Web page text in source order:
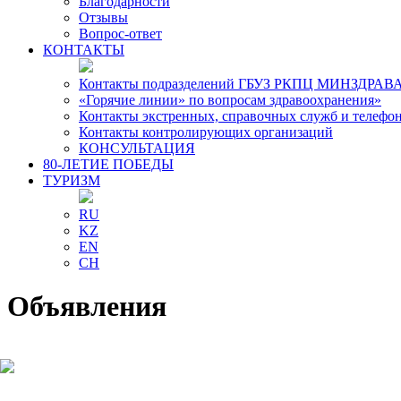
Отзывы
Вопрос-ответ
КОНТАКТЫ
Контакты подразделений ГБУЗ РКПЦ
«Горячие линии» по вопросам здравоохранения»
Контакты экстренных, справочных служб и
Контакты контролирующих организаций
КОНСУЛЬТАЦИЯ
80-ЛЕТИЕ ПОБЕДЫ
ТУРИЗМ
RU
KZ
EN
CH
Объявления